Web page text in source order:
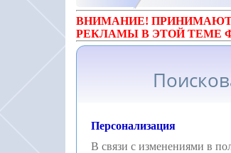
ВНИМАНИЕ!
РЕКЛАМЫ В ЭТОЙ ТЕМЕ
Персонализация
В связи с изменениями в